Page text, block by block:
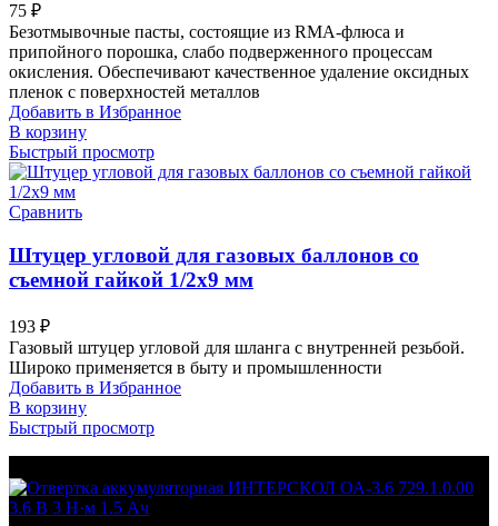
75 ₽
Безотмывочные пасты, состоящие из RMA-флюса и
припойного порошка, слабо подверженного процессам
окисления. Обеспечивают качественное удаление оксидных
пленок с поверхностей металлов
Добавить в Избранное
В корзину
Быстрый просмотр
Сравнить
Штуцер угловой для газовых баллонов со
съемной гайкой 1/2х9 мм
193 ₽
Газовый штуцер угловой для шланга с внутренней резьбой.
Широко применяется в быту и промышленности
Добавить в Избранное
В корзину
Быстрый просмотр